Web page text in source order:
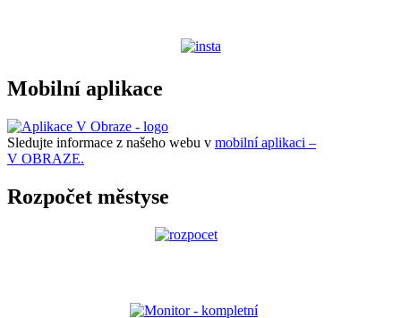
Mobilní aplikace
Sledujte informace z našeho webu v mobilní aplikaci –
V OBRAZE.
Rozpočet městyse